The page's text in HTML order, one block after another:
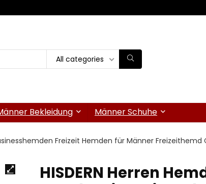
All categories
Bekleidung Männer Schuhe
Freizeit Hemden für Männer
HISDERN Herren